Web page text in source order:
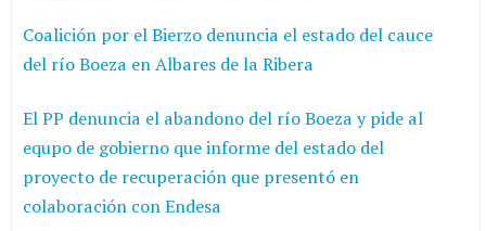
Coalición por el Bierzo denuncia el estado del cauce
del río Boeza en Albares de la Ribera
El PP denuncia el abandono del río Boeza y pide al
equpo de gobierno que informe del estado del
proyecto de recuperación que presentó en
colaboración con Endesa